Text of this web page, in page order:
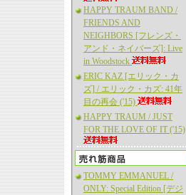
HAPPY TRAUM BAND /
FRIENDS AND
NEIGHBORS [フレンズ・
アンド・ネイバーズ]: Live
in Woodstock
ERIC KAZ [エリック・カ
ズ] / エリック・カズ: 41年
目の再会 ('15)
HAPPY TRAUM / JUST
FOR THE LOVE OF IT ('15)
TOMMY EMMANUEL /
ONLY: Special Edition [デジ